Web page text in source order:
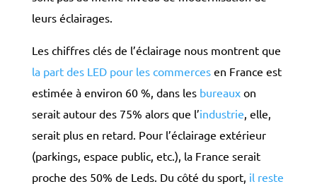
leurs éclairages.
Les chiffres clés de l’éclairage nous montrent que
la part des LED pour les commercesen France est
estimée à environ 60 %, dans les bureauxon
serait autour des 75% alors que l’industrie , elle,
serait plus en retard. Pour l’éclairage extérieur
(parkings, espace public, etc.), la France serait
proche des 50% de Leds. Du côté du sport, il reste